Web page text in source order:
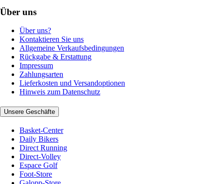
Über uns
Über uns?
Kontaktieren Sie uns
Allgemeine Verkaufsbedingungen
Rückgabe & Erstattung
Impressum
Zahlungsarten
Lieferkosten und Versandoptionen
Hinweis zum Datenschutz
Unsere Geschäfte
Basket-Center
Daily Bikers
Direct Running
Direct-Volley
Espace Golf
Foot-Store